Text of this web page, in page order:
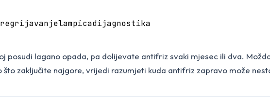
lampicadijagnostika
posudi lagano opada, pa dolijevate antifriz svaki mjesec ili dva.
zaključite najgore, vrijedi razumjeti kuda antifriz zapravo može